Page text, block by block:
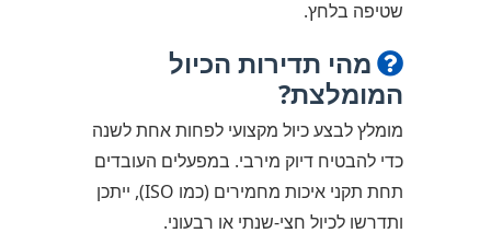
שטיפה בלחץ.
מהי תדירות הכיול
המומלצת?
מומלץ לבצע כיול מקצועי לפחות אחת לשנה
כדי להבטיח דיוק מירבי. במפעלים העובדים
תחת תקני איכות מחמירים (כמו ISO), ייתכן
ותדרשו לכיול חצי-שנתי או רבעוני.